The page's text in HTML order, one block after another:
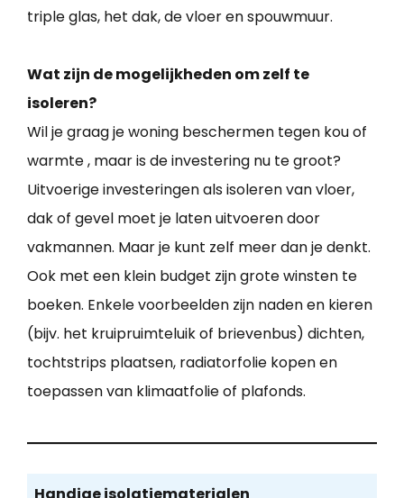
triple glas, het dak, de vloer en spouwmuur.
Wat zijn de mogelijkheden om zelf te
isoleren?
Wil je graag je woning beschermen tegen kou of
warmte , maar is de investering nu te groot?
Uitvoerige investeringen als isoleren van vloer,
dak of gevel moet je laten uitvoeren door
vakmannen. Maar je kunt zelf meer dan je denkt.
Ook met een klein budget zijn grote winsten te
boeken. Enkele voorbeelden zijn naden en kieren
(bijv. het kruipruimteluik of brievenbus) dichten,
tochtstrips plaatsen, radiatorfolie kopen en
toepassen van klimaatfolie of plafonds.